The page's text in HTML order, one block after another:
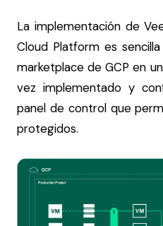
La implementación de
Cloud Platform es
marketplace de GCP en
vez implementado y
panel de control que
protegidos.